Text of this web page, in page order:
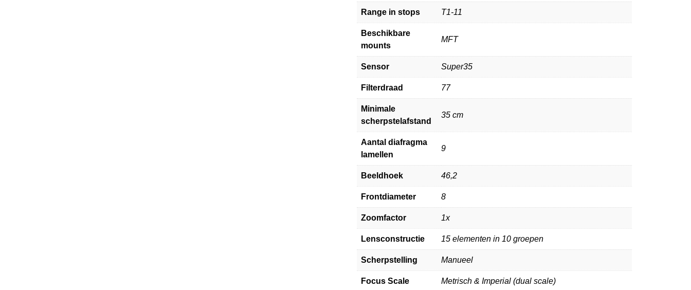
Range in stops T1-11
Beschikbare
mounts
MFT
Sensor Super35
Filterdraad 77
Minimale
scherpstelafstand
35 cm
Aantal diafragma
lamellen
9
Beeldhoek 46,2
Frontdiameter 8
Zoomfactor 1x
Lensconstructie 15 elementen in 10 groepen
Scherpstelling Manueel
Focus Scale Metrisch & Imperial (dual scale)